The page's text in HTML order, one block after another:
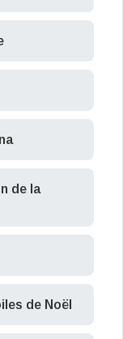
de la
de Noël